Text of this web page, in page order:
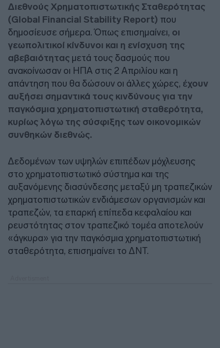
Διεθνούς Χρηματοπιστωτικής Σταθερότητας
(Global Financial Stability Report) που
δημοσίευσε σήμερα. Όπως επισημαίνει, οι
γεωπολιτικοί κίνδυνοι και η ενίσχυση της
αβεβαιότητας μετά τους δασμούς που
ανακοίνωσαν οι ΗΠΑ στις 2 Απριλίου και η
απάντηση που θα δώσουν οι άλλες χώρες, έχουν
αυξήσει σημαντικά τους κινδύνους για την
παγκόσμια χρηματοπιστωτική σταθερότητα,
κυρίως λόγω της σύσφιξης των οικονομικών
συνθηκών διεθνώς.
Δεδομένων των υψηλών επιπέδων μόχλευσης
στο χρηματοπιστωτικό σύστημα και της
αυξανόμενης διασύνδεσης μεταξύ μη τραπεζικών
χρηματοπιστωτικών ενδιάμεσων οργανισμών και
τραπεζών, τα επαρκή επίπεδα κεφαλαίου και
ρευστότητας στον τραπεζικό τομέα αποτελούν
«άγκυρα» για την παγκόσμια χρηματοπιστωτική
σταθερότητα, επισημαίνει το ΔΝΤ.